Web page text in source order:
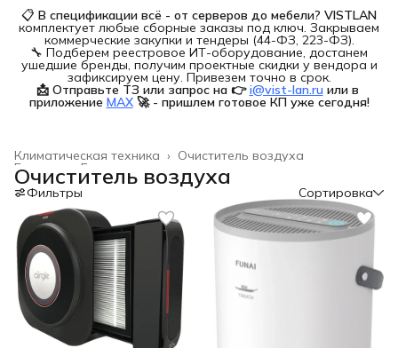
Более 100 000 позиций в наличии и под заказ
📋 В спецификации всё - от серверов до мебели? VISTLAN
комплектует любые сборные заказы под ключ. Закрываем
коммерческие закупки и тендеры (44-ФЗ, 223-ФЗ).
🔧 Подберем реестровое ИТ-оборудование, достанем
ушедшие бренды, получим проектные скидки у вендора и
зафиксируем цену. Привезем точно в срок.
📩 Отправьте ТЗ или запрос на 👉 i@vist-lan.ru или в
приложение MAX 🚀 - пришлем готовое КП уже сегодня!
Очиститель воздуха
Климатическая техника ›
Бытовая техника
Главная
Очиститель воздуха
Фильтры Сортировка